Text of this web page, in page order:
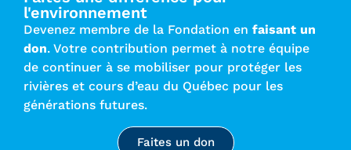
l'environnement
Devenez membre de la Fondation en faisant un
don. Votre contribution permet à notre équipe
de continuer à se mobiliser pour protéger les
rivières et cours d’eau du Québec pour les
générations futures.
Faites un don